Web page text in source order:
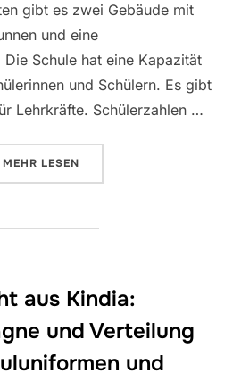
gibt es zwei Gebäude mit
und eine
Schule hat eine Kapazität
und Schülern. Es gibt
Lehrkräfte. Schülerzahlen …
MEHR ÜBER „JAHRESBERICHT DER
LESEN
aus Kindia:
und Verteilung
und